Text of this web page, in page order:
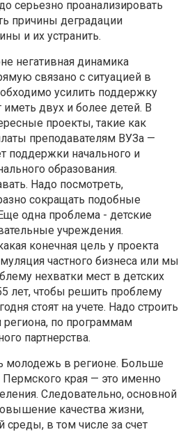
серьезно проанализировать
причины деградации
и их устранить.
негативная динамика
связано с ситуацией в
усилить поддержку
двух и более детей. В
проекты, такие как
преподавателям ВУЗа —
поддержки начального и
образования.
Надо посмотреть,
сокращать подобные
одна проблема - детские
учреждения.
конечная цель у проекта
частного бизнеса или мы
нехватки мест в детских
лет, чтобы решить проблему
стоят на учете. Надо строить
по программам
партнерства.
молодежь в регионе. Больше
края — это именно
Следовательно, основной
качества жизни,
среды, в том числе за счет